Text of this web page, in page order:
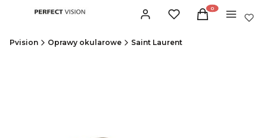
Zaloguj sięUlubione Produkty w
Koszyk Menu
Pvision Oprawy okularowe Saint Laurent